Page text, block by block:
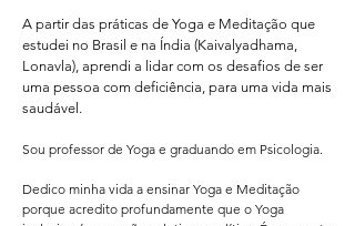
A partir das práticas de Yoga e Meditação que
estudei no Brasil e na Índia (Kaivalyadhama,
Lonavla), aprendi a lidar com os desafios de ser
uma pessoa com deficiência, para uma vida mais
saudável.
Sou professor de Yoga e graduando em Psicologia.
Dedico minha vida a ensinar Yoga e Meditação
porque acredito profundamente que o Yoga